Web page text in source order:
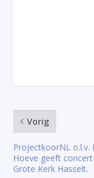
Vorig
ProjectkoorNL o.l.v.
Hoeve geeft concert
Grote Kerk Hasselt.